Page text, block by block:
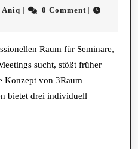
in
Flexibel,
modern
und
Aniq Aniq 0 Comment
Raum für Seminare,
sucht, stößt früher
Konzept von 3Raum
bietet drei individuell